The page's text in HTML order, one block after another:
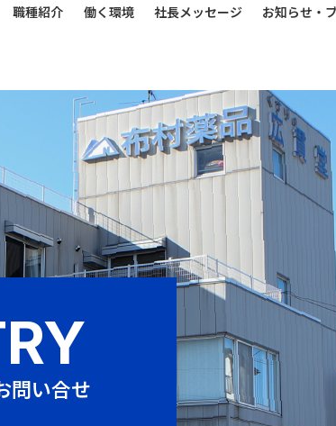
職種紹介 働く環境 社長メッセージ お知らせ・
問い合せ